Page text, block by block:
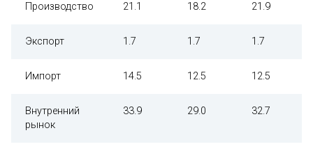
Производство 21.1 18.2 21.9
Экспорт 1.7 1.7 1.7
Импорт 14.5 12.5 12.5
Внутренний
рынок
33.9 29.0 32.7